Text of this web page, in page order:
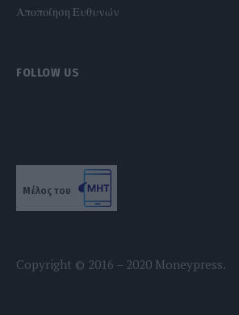
Αποποίηση Ευθυνών
FOLLOW US
Μέλος του
Copyright © 2016 – 2020 Moneypress.